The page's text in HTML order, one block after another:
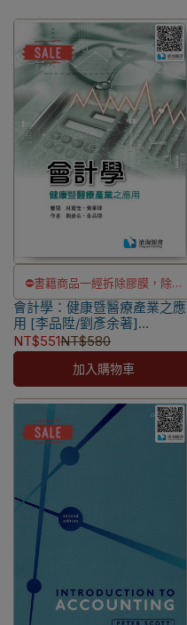
⛔書籍商品一經拆除膠膜，除非
瑕疵換書不提供退貨與退款
✅訂購數量5本以上另有優惠，請
洽LINE客服訂購
會計學：健康暨醫療產業之應
用 [李品陞/劉彥余著]
9789863631231
NT$551NT$580
加入購物車